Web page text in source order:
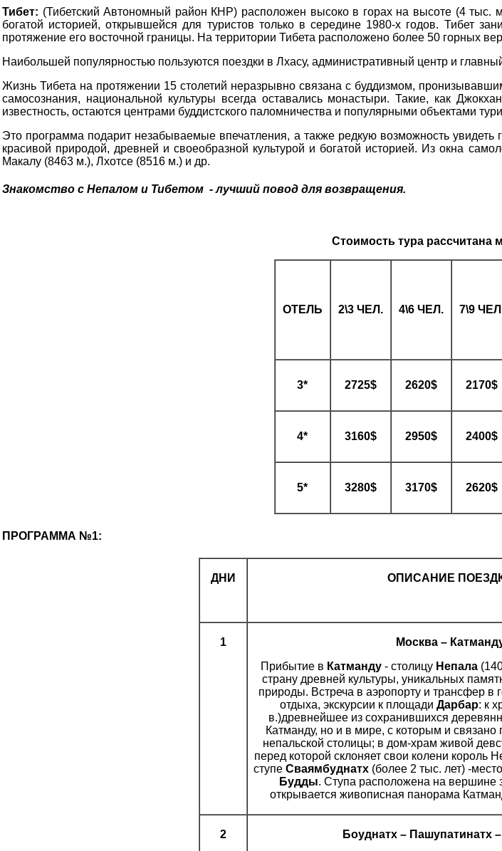
Тибет: (Тибетский Автономный район КНР) расположен высоко в горах на высоте (4 тыс.
богатой историей, открывшейся для туристов только в середине 1980-х годов.
протяжение его восточной границы. На территории Тибета расположено более 50 горных
Наибольшей популярностью пользуются поездки в Лхасу, административный центр и
Жизнь Тибета на протяжении 15 столетий неразрывно связана с буддизмом,
самосознания, национальной культуры всегда оставались монастыри. Такие, как
известность, остаются центрами буддистского паломничества и популярными объектами
Это программа подарит незабываемые впечатления, а также редкую возможность
красивой природой, древней и своеобразной культурой и богатой историей. Из окна
Макалу (8463 м.), Лхотсе (8516 м.) и др.
Знакомство с Непалом и Тибетом - лучший повод для возвращения.
Стоимость тура рассчитана
ОТЕЛЬ 2\3 ЧЕЛ. 4\6 ЧЕЛ. 7\9
3* 2725$ 2620$ 2170$
4* 3160$ 2950$ 2400$
5* 3280$ 3170$ 2620$
ПРОГРАММА №1:
ДНИ ОПИСАНИЕ
1
Москва –
Прибытие в Катманду - столицу Непала
страну древней культуры, уникальных
природы. Встреча в аэропорту и трансфер в
отдыха, экскурсии к площади Дарбар: к
в.)древнейшее из сохранившихся
Катманду, но и в мире, с которым и
непальской столицы; в дом-храм живой
перед которой склоняет свои колени король
ступе Сваямбуднатх (более 2 тыс. лет) -
Будды. Ступа расположена на вершине
открывается живописная панорама
2
Боуднатх – Пашупатинатх